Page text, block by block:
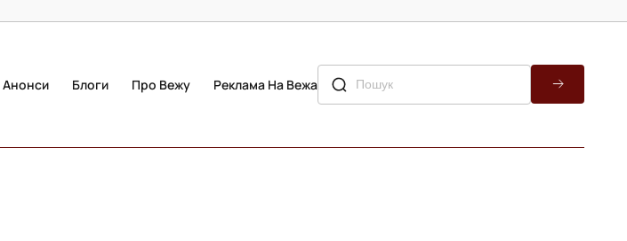
Анонси Блоги Про Вежу Реклама На Вежа